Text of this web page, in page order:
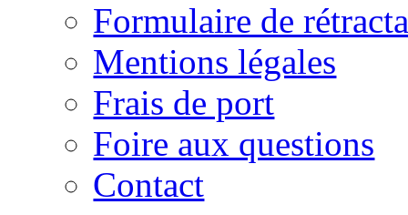
Formulaire de
Mentions légales
Frais de port
Foire aux questions
Contact